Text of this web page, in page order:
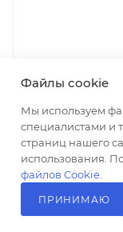
Файлы cookie
Мы используем
специалистами и
страниц нашего
использования.
файлов Cookie
ПРИНИМАЮ